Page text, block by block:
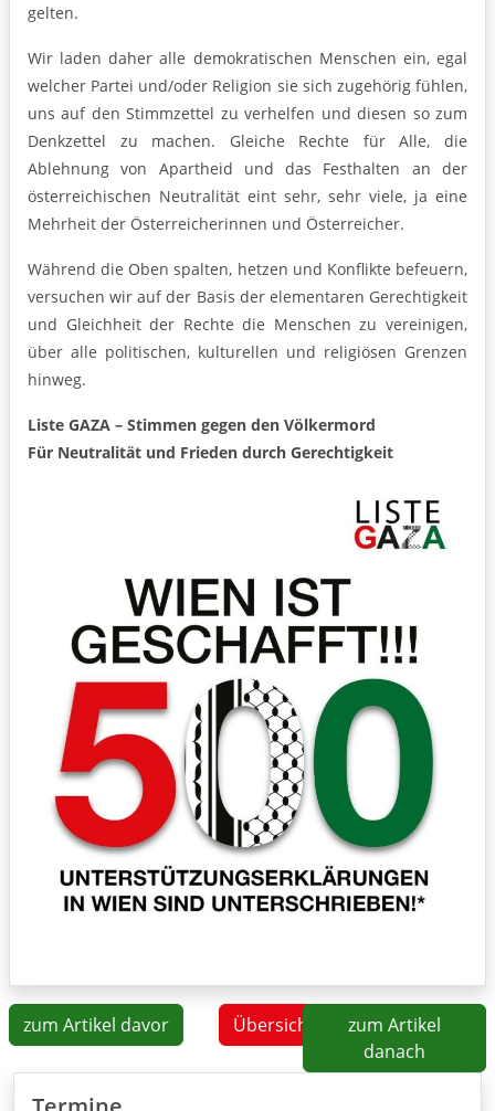
gelten.
Wir laden daher alle demokratischen Menschen ein, egal
welcher Partei und/oder Religion sie sich zugehörig fühlen,
uns auf den Stimmzettel zu verhelfen und diesen so zum
Denkzettel zu machen. Gleiche Rechte für Alle, die
Ablehnung von Apartheid und das Festhalten an der
österreichischen Neutralität eint sehr, sehr viele, ja eine
Mehrheit der Österreicherinnen und Österreicher.
Während die Oben spalten, hetzen und Konflikte befeuern,
versuchen wir auf der Basis der elementaren Gerechtigkeit
und Gleichheit der Rechte die Menschen zu vereinigen,
über alle politischen, kulturellen und religiösen Grenzen
hinweg.
Liste GAZA – Stimmen gegen den Völkermord
Für Neutralität und Frieden durch Gerechtigkeit
zum Artikel davor Übersicht
zum Artikel
danach